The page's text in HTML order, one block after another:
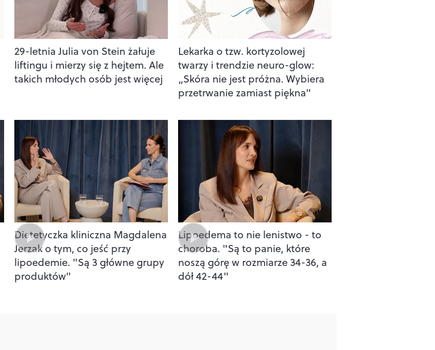
29-letnia Julia von Stein żałuje
liftingu i mierzy się z hejtem. Ale
takich młodych osób jest więcej
Lekarka o tzw. kortyzolowej
twarzy i trendzie neuro-glow:
„Skóra nie jest próżna. Wybiera
przetrwanie zamiast piękna"
Dietetyczka kliniczna Magdalena
Jerzak o tym, co jeść przy
lipoedemie. "Są 3 główne grupy
produktów"
Lipoedema to nie lenistwo - to
choroba. "Są to panie, które
noszą górę w rozmiarze 34-36, a
dół 42-44"